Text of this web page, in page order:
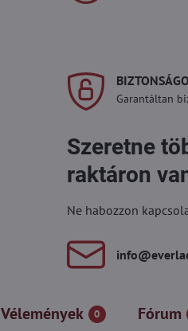
Garantáltan
Szeretne
raktáron
Ne habozzon
Vélemények 0 Fórum